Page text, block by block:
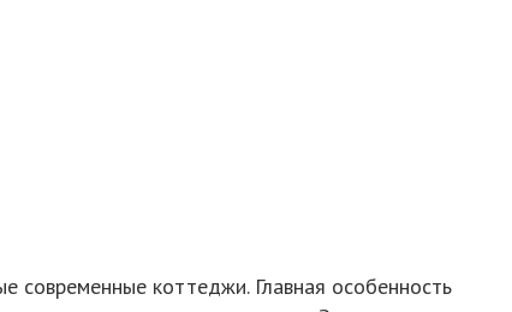
современные коттеджи. Главная особенность